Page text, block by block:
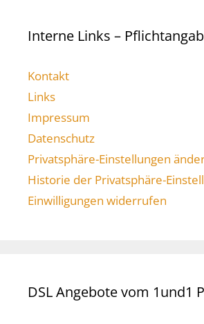
Interne Links –
Kontakt
Links
Impressum
Datenschutz
Privatsphäre-Einstellungen
Historie der Privatsphäre-
Einwilligungen widerrufen
DSL Angebote vom 1und1